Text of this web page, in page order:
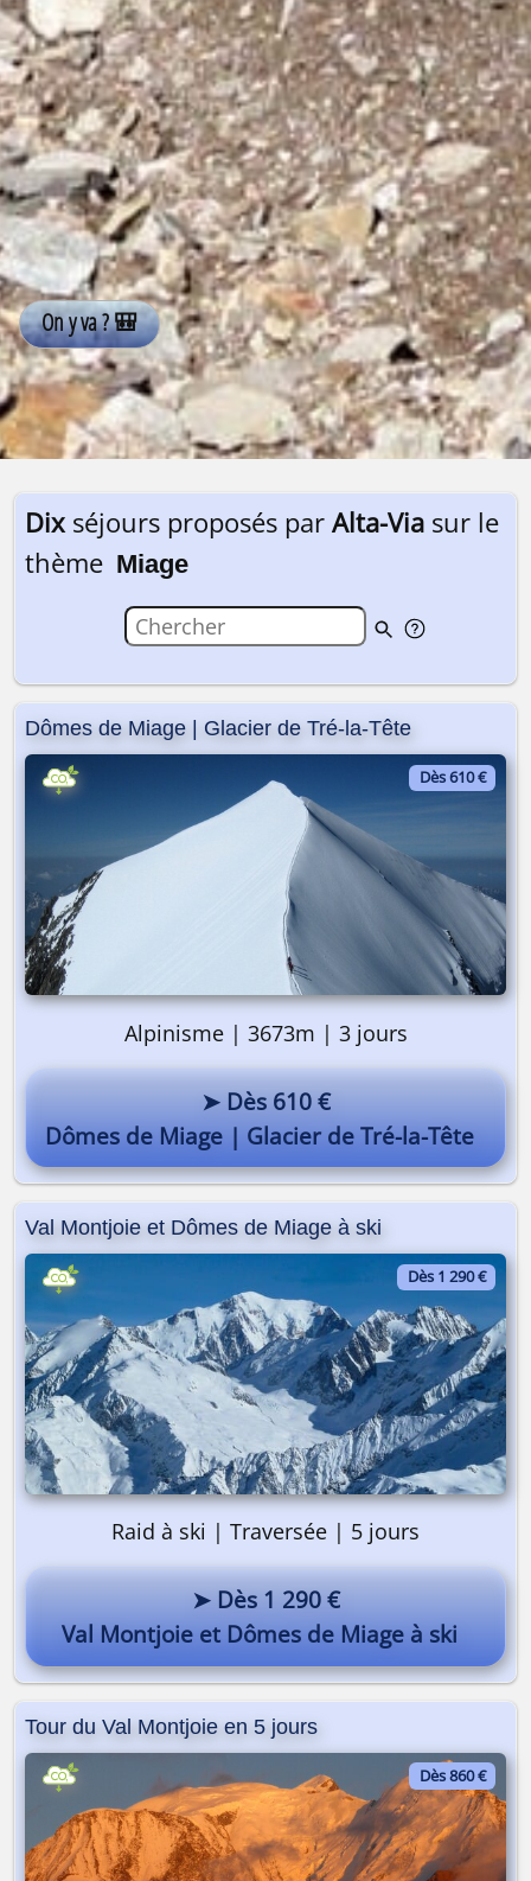
Pourquoi pas vous ? 😎
Dixséjours proposés par Alta-Via sur le
thème Miage
Dômes de Miage | Glacier de Tré-la-Tête
Dès 610 €
Alpinisme | 3673m | 3 jours
➤ Dès 610 €
Dômes de Miage | Glacier de Tré-la-Tête
Val Montjoie et Dômes de Miage à ski
Dès 1 290 €
Raid à ski | Traversée | 5 jours
➤ Dès 1 290 €
Val Montjoie et Dômes de Miage à ski
Tour du Val Montjoie en 5 jours
Dès 860 €